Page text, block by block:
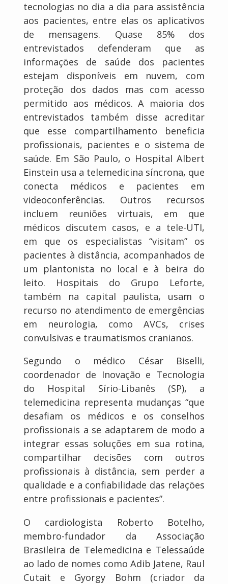
tecnologias no dia a dia para assistência
aos pacientes, entre elas os aplicativos
de mensagens. Quase 85% dos
entrevistados defenderam que as
informações de saúde dos pacientes
estejam disponíveis em nuvem, com
proteção dos dados mas com acesso
permitido aos médicos. A maioria dos
entrevistados também disse acreditar
que esse compartilhamento beneficia
profissionais, pacientes e o sistema de
saúde. Em São Paulo, o Hospital Albert
Einstein usa a telemedicina síncrona, que
conecta médicos e pacientes em
videoconferências. Outros recursos
incluem reuniões virtuais, em que
médicos discutem casos, e a tele-UTI,
em que os especialistas “visitam” os
pacientes à distância, acompanhados de
um plantonista no local e à beira do
leito. Hospitais do Grupo Leforte,
também na capital paulista, usam o
recurso no atendimento de emergências
em neurologia, como AVCs, crises
convulsivas e traumatismos cranianos.
Segundo o médico César Biselli,
coordenador de Inovação e Tecnologia
do Hospital Sírio-Libanês (SP), a
telemedicina representa mudanças “que
desafiam os médicos e os conselhos
profissionais a se adaptarem de modo a
integrar essas soluções em sua rotina,
compartilhar decisões com outros
profissionais à distância, sem perder a
qualidade e a confiabilidade das relações
entre profissionais e pacientes”.
O cardiologista Roberto Botelho,
membro-fundador da Associação
Brasileira de Telemedicina e Telessaúde
ao lado de nomes como Adib Jatene, Raul
Cutait e Gyorgy Bohm (criador da